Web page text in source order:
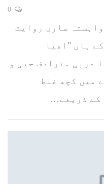
ساری روایت
ہاں "اھیا
عربی مترادف حیی و
میں کچھ غلط
کے ذریعے…